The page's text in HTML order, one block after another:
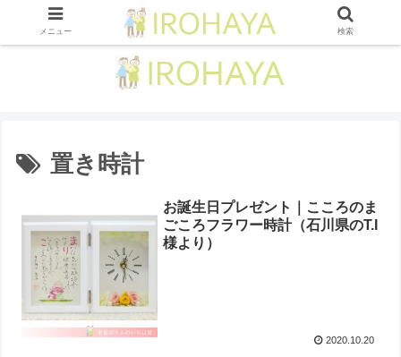
置き時計
お誕生日プレゼント｜こころのま
ごころフラワー時計（石川県のT.I
様より ）
2020.10.20
メニュー 検索